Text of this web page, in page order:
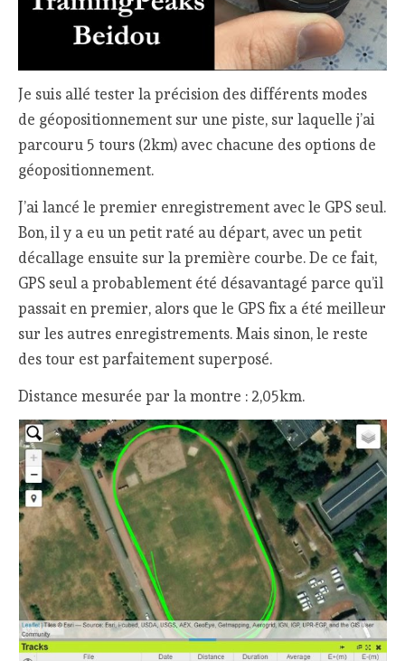
Je suis allé tester la précision des différents modes
de géopositionnement sur une piste, sur laquelle j’ai
parcouru 5 tours (2km) avec chacune des options de
géopositionnement.
J’ai lancé le premier enregistrement avec le GPS seul.
Bon, il y a eu un petit raté au départ, avec un petit
décallage ensuite sur la première courbe. De ce fait,
GPS seul a probablement été désavantagé parce qu’il
passait en premier, alors que le GPS fix a été meilleur
sur les autres enregistrements. Mais sinon, le reste
des tour est parfaitement superposé.
Distance mesurée par la montre : 2,05km.